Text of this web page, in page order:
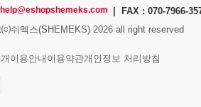
help@eshopshemeks.com
| FAX : 070-7966-
쉬멕스(SHEMEKS) 2026 all right reserved
이용안내 이용약관개인정보 처리방침